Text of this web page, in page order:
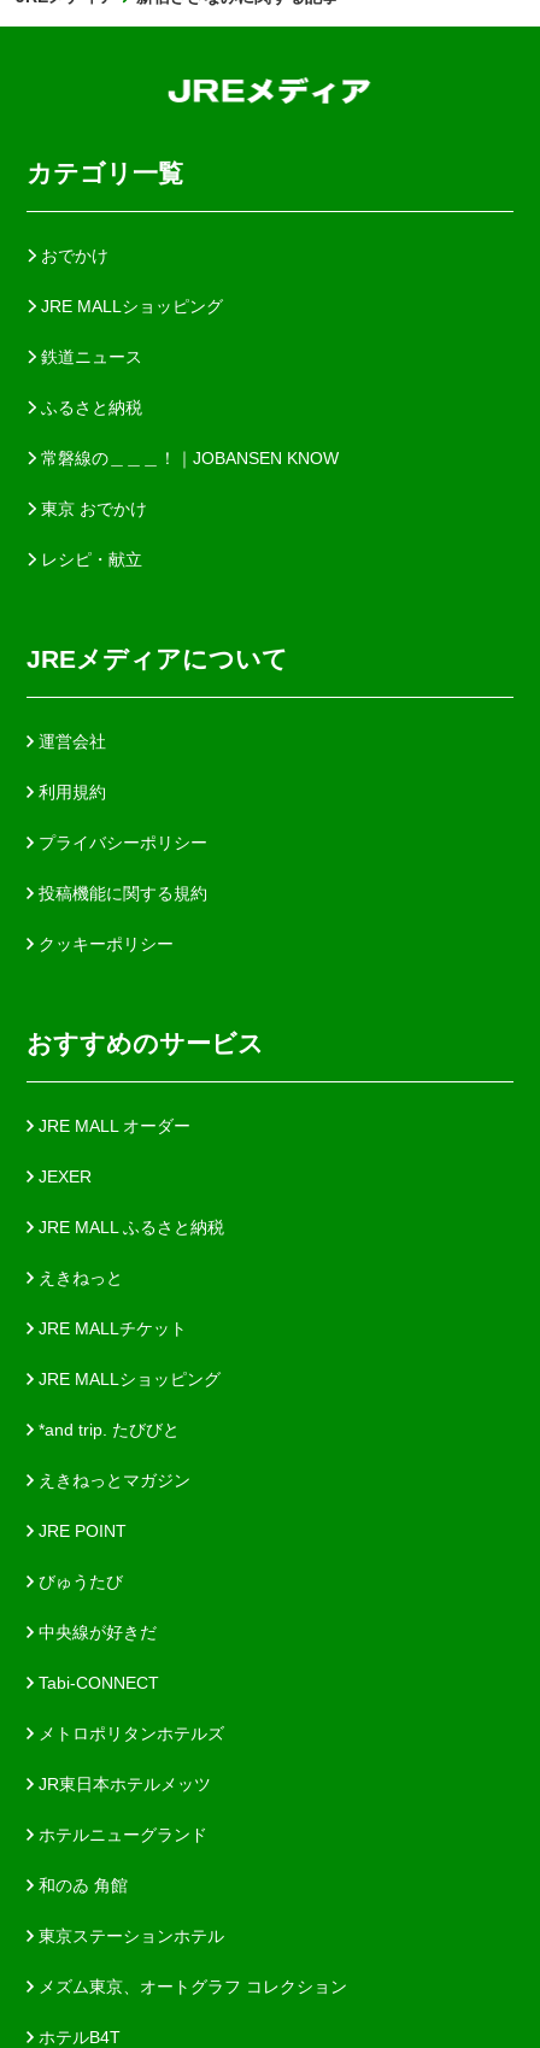
カテゴリ一覧
おでかけ
JRE MALLショッピング
鉄道ニュース
ふるさと納税
常磐線の＿＿＿！｜JOBANSEN KNOW
東京 おでかけ
レシピ・献立
JREメディアについて
運営会社
利用規約
プライバシーポリシー
投稿機能に関する規約
クッキーポリシー
おすすめのサービス
JRE MALL オーダー
JEXER
JRE MALL ふるさと納税
えきねっと
JRE MALLチケット
JRE MALLショッピング
*and trip. たびびと
えきねっとマガジン
JRE POINT
びゅうたび
中央線が好きだ
Tabi-CONNECT
メトロポリタンホテルズ
JR東日本ホテルメッツ
ホテルニューグランド
和のゐ 角館
東京ステーションホテル
メズム東京、オートグラフ コレクション
ホテルB4T